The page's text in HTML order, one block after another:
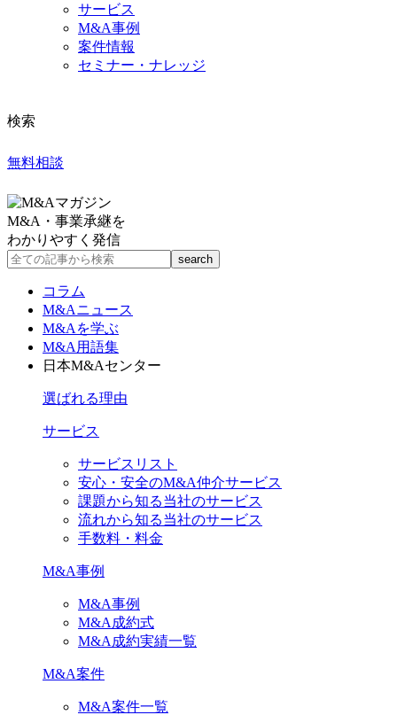
サービス
M&A事例
案件情報
セミナー・ナレッジ
検索
無料相談
M&A・事業承継を
わかりやすく発信
コラム
M&Aニュース
M&Aを学ぶ
M&A用語集
日本M&Aセンター
選ばれる理由
サービス
サービスリスト
安心・安全のM&A仲介サービス
課題から知る当社のサービス
流れから知る当社のサービス
手数料・料金
M&A事例
M&A事例
M&A成約式
M&A成約実績一覧
M&A案件
M&A案件一覧